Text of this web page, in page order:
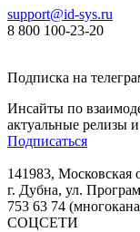
support@id-sys.ru
8 800 100-23-20
Подписка на
Инсайты по
актуальные релизы
Подписаться
141983, Московская
г. Дубна, ул.
753 63 74
СОЦСЕТИ